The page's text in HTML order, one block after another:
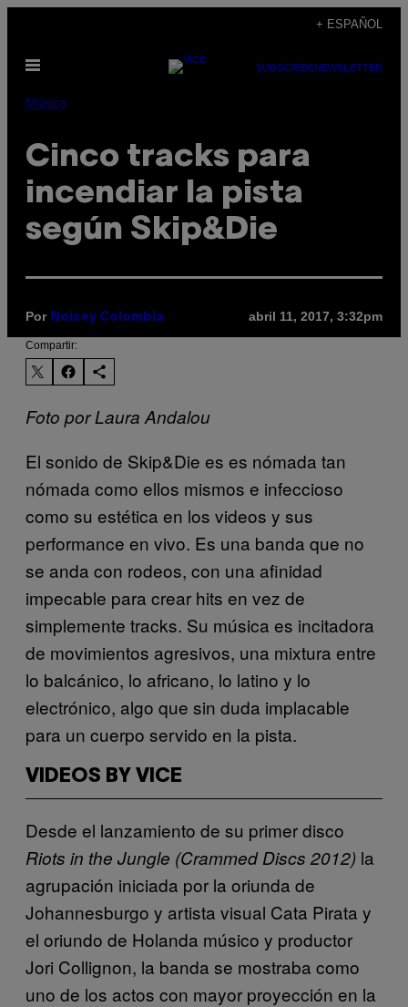
contenido
+ ESPAÑOL
Abrir
SUBSCRIBENEWSLETTER
Música
Cinco tracks para
incendiar la pista
según Skip&Die
Por Noisey Colombia abril 11, 2017, 3:32pm
Compartir:
Foto por Laura Andalou
El sonido de Skip&Die es es nómada tan
nómada como ellos mismos e infeccioso
como su estética en los videos y sus
performance en vivo. Es una banda que no
se anda con rodeos, con una afinidad
impecable para crear hits en vez de
simplemente tracks. Su música es incitadora
de movimientos agresivos, una mixtura entre
lo balcánico, lo africano, lo latino y lo
electrónico, algo que sin duda implacable
para un cuerpo servido en la pista.
VIDEOS BY VICE
Desde el lanzamiento de su primer disco
Riots in the Jungle (Crammed Discs 2012) la
agrupación iniciada por la oriunda de
Johannesburgo y artista visual Cata Pirata y
el oriundo de Holanda músico y productor
Jori Collignon, la banda se mostraba como
uno de los actos con mayor proyección en la